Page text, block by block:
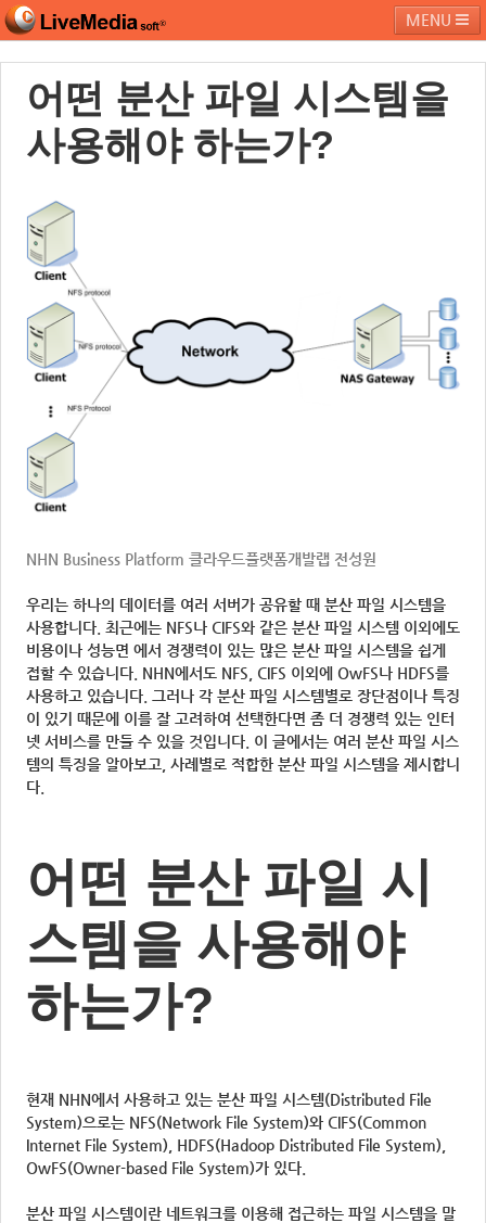
MENU
라이브미디어소프트 제품 및 서비스 블로그 커뮤니티
페밀리 사이트
어떤 분산 파일 시스템을
사용해야 하는가?
NHN Business Platform 클라우드플랫폼개발랩 전성원
우리는 하나의 데이터를 여러 서버가 공유할 때 분산 파일 시스템을
사용합니다. 최근에는 NFS나 CIFS와 같은 분산 파일 시스템 이외에도
비용이나 성능면 에서 경쟁력이 있는 많은 분산 파일 시스템을 쉽게
접할 수 있습니다. NHN에서도 NFS, CIFS 이외에 OwFS나 HDFS를
사용하고 있습니다. 그러나 각 분산 파일 시스템별로 장단점이나 특징
이 있기 때문에 이를 잘 고려하여 선택한다면 좀 더 경쟁력 있는 인터
넷 서비스를 만들 수 있을 것입니다. 이 글에서는 여러 분산 파일 시스
템의 특징을 알아보고, 사례별로 적합한 분산 파일 시스템을 제시합니
다.
어떤 분산 파일 시
스템을 사용해야
하는가?
현재 NHN에서 사용하고 있는 분산 파일 시스템(Distributed File
System)으로는 NFS(Network File System)와 CIFS(Common
Internet File System), HDFS(Hadoop Distributed File System),
OwFS(Owner-based File System)가 있다.
분산 파일 시스템이란 네트워크를 이용해 접근하는 파일 시스템을 말